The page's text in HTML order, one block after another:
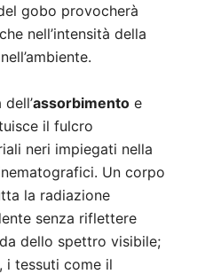
gobo provocherà
nell’intensità della
assorbimento e
il fulcro
neri impiegati nella
Un corpo
la radiazione
senza riflettere
dello spettro visibile;
i tessuti come il